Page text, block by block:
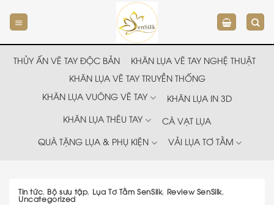
đến
nội
dung
THỦY ẤN VẼ TAY ĐỘC BẢN
KHĂN LỤA VẼ TAY NGHỆ THUẬT
KHĂN LỤA VẼ TAY TRUYỀN THỐNG
KHĂN LỤA VUÔNG VẼ TAY
KHĂN LỤA IN 3D
KHĂN LỤA THÊU TAY
CÀ VẠT LỤA
QUÀ TẶNG LỤA & PHỤ KIỆN
VẢI LỤA TƠ TẰM
Tin tức,Bộ sưu tập, Lụa Tơ Tằm SenSilk, Review SenSilk,
Uncategorized